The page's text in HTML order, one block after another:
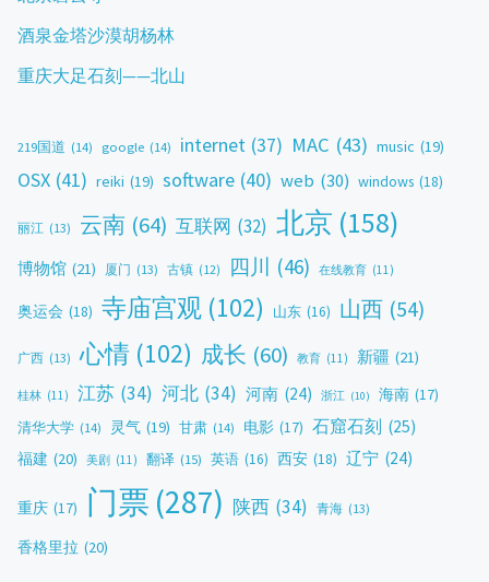
酒泉金塔沙漠胡杨林
重庆大足石刻——北山
219国道 (14) google (14) internet (37) MAC (43) music (19)
OSX (41) reiki (19) software (40) web (30) windows (18)
丽江 (13) 云南 (64) 互联网 (32) 北京 (158)
博物馆 (21) 厦门 (13) 古镇 (12) 四川 (46) 在线教育 (11)
奥运会 (18) 寺庙宫观 (102) 山东 (16) 山西 (54)
广西 (13) 心情 (102) 成长 (60) 教育 (11) 新疆 (21)
桂林 (11) 江苏 (34) 河北 (34) 河南 (24) 浙江 (10) 海南 (17)
清华大学 (14) 灵气 (19) 甘肃 (14) 电影 (17) 石窟石刻 (25)
福建 (20) 美剧 (11) 翻译 (15) 英语 (16) 西安 (18) 辽宁 (24)
重庆 (17) 门票 (287) 陕西 (34) 青海 (13)
香格里拉 (20)